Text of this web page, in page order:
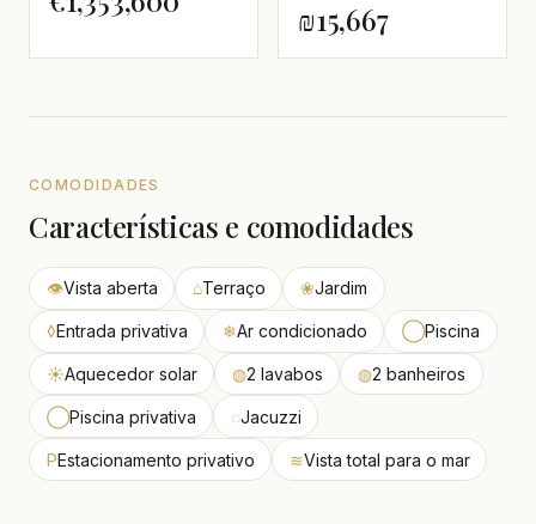
₪15,667
COMODIDADES
Características e comodidades
👁Vista aberta ⌂Terraço ❀Jardim
◊Entrada privativa ❄Ar condicionado ◯Piscina
☀Aquecedor solar ◍2 lavabos ◍2 banheiros
◯Piscina privativa ◌Jacuzzi
PEstacionamento privativo ≋Vista total para o mar